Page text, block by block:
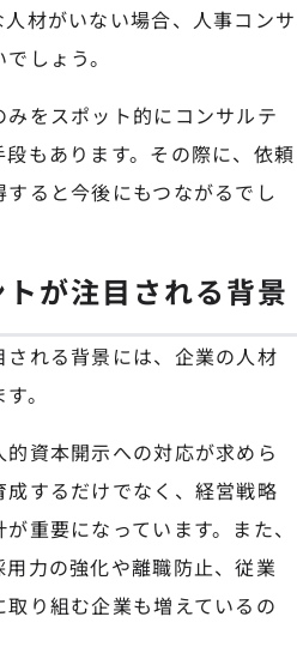
材がいない場合、人事コンサ
しょう。
をスポット的にコンサルテ
もあります。その際に、依頼
ると今後にもつながるでし
が注目される背景
れる背景には、企業の人材
。
資本開示への対応が求めら
するだけでなく、経営戦略
重要になっています。また、
力の強化や離職防止、従業
り組む企業も増えているの